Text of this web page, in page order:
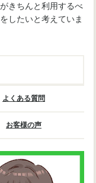
きちんと利用するべ
したいと考えていま
よくある質問
お客様の声